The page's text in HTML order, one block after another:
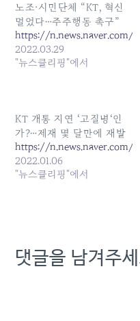
노조·시민단체 “KT, 혁신
멀었다…주주행동 촉구”
https://n.news.naver.com/
2022.03.29
"뉴스클리핑"에서
KT 개통 지연 ‘고질병‘인
가?…제재 몇 달만에 재발
https://n.news.naver.com/
2022.01.06
"뉴스클리핑"에서
댓글을 남겨주